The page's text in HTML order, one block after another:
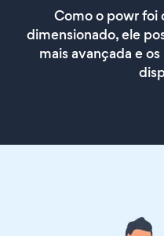
Como o powr foi
dimensionado, ele
mais avançada e